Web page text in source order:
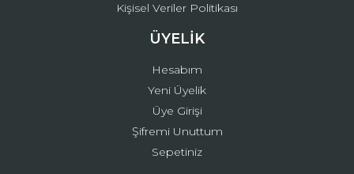
Kişisel Veriler Politikası
ÜYELİK
Hesabım
Yeni Üyelik
Üye Girişi
Şifremi Unuttum
Sepetiniz